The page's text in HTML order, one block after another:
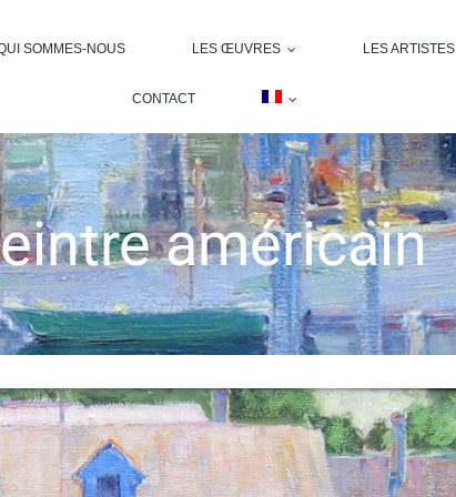
SOMMES-NOUS LES ŒUVRES LES ARTISTES
CONTACT
américain